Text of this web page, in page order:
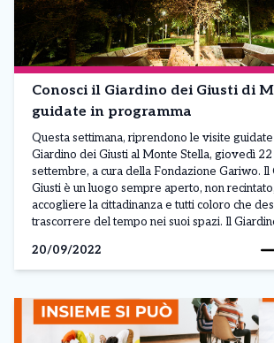
Conosci il Giardino dei Giusti di
guidate in programma
Questa settimana, riprendono le visite
Giardino dei Giusti al Monte Stella, giovedì
settembre, a cura della Fondazione Gariwo. Il
Giusti è un luogo sempre aperto, non
accogliere la cittadinanza e tutti coloro che
trascorrere del tempo nei suoi spazi. Il
20/09/2022